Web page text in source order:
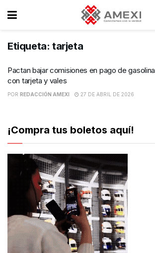
Etiqueta: tarjeta
Pactan bajar comisiones en pago de gasolina
con tarjeta y vales
POR REDACCIÓN AMEXI 27 DE ABRIL DE 2026
¡Compra tus boletos aquí!